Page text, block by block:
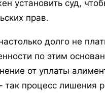
установить суд,
прав.
долго не
по этим
от уплаты
так процесс лишения